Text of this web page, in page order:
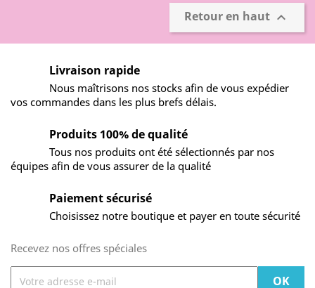
Retour en haut 
Livraison rapide
Nous maîtrisons nos stocks afin de vous expédier
vos commandes dans les plus brefs délais.
Produits 100% de qualité
Tous nos produits ont été sélectionnés par nos
équipes afin de vous assurer de la qualité
Paiement sécurisé
Choisissez notre boutique et payer en toute sécurité
Recevez nos offres spéciales